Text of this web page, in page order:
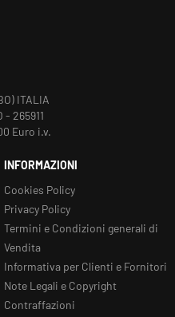
ITALIA
265911
Euro i.v.
INFORMAZIONI
Cookies Policy
Privacy Policy
Termini e Condizioni generali di
Vendita
Informativa per Clienti e Fornitori
Note Legali e Copyright
Contraffazioni